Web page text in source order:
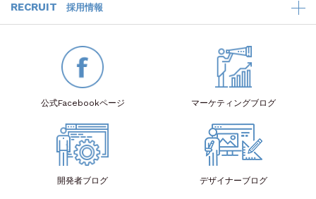
RECRUIT 採用情報
公式Facebookページ マーケティングブログ
開発者ブログ デザイナーブログ